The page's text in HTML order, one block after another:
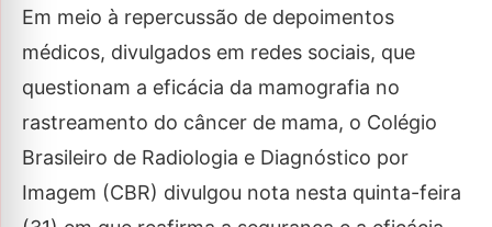
Em meio à repercussão de depoimentos
médicos, divulgados em redes sociais, que
questionam a eficácia da mamografia no
rastreamento do câncer de mama, o Colégio
Brasileiro de Radiologia e Diagnóstico por
Imagem (CBR) divulgou nota nesta quinta-feira